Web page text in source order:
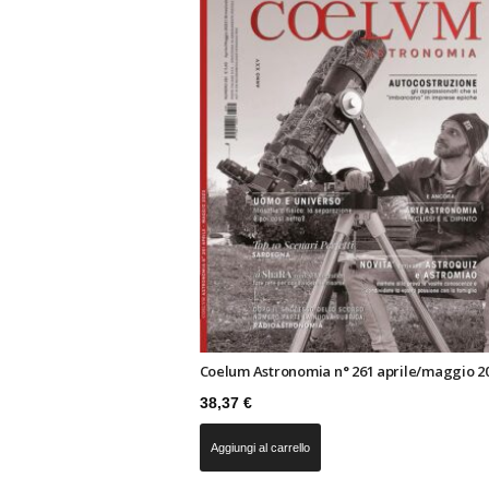
n
o
i
Coelum Astronomia n° 261 aprile/maggio
38,37 €
Aggiungi al carrello